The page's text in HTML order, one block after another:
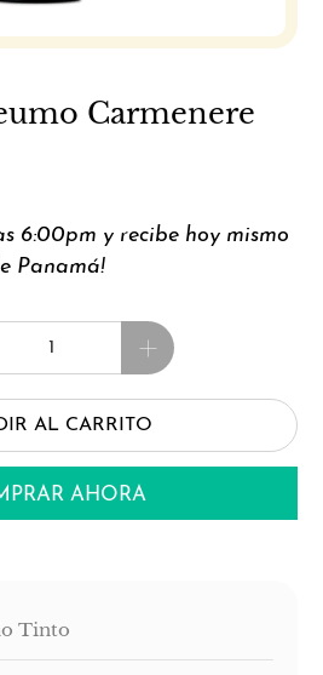
Carmenere
6:00pm y recibe hoy mismo
Panamá!
AL CARRITO
AHORA
Tinto